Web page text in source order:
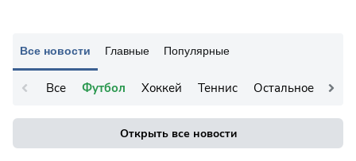
Все новости Главные Популярные
Все Футбол Хоккей Теннис Остальное
Открыть все новости